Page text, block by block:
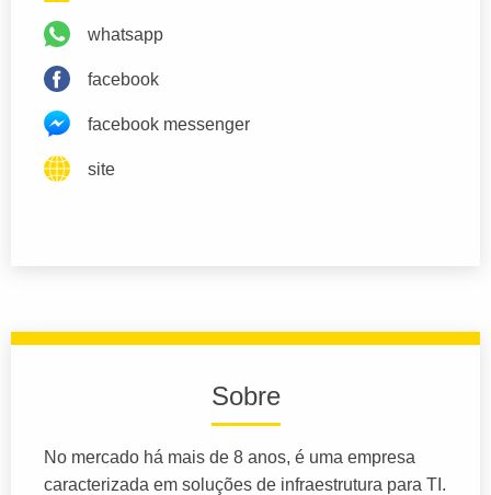
whatsapp
facebook
facebook messenger
site
Sobre
No mercado há mais de 8 anos, é uma empresa
caracterizada em soluções de infraestrutura para TI.